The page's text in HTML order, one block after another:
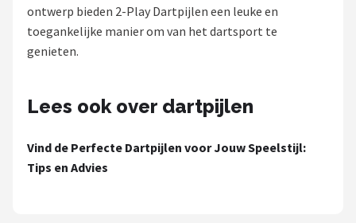
Dartshop
POPULAIRE MERKEN
Winmau
Bull's
ontwerp bieden 2-Play Dartpijlen een leuke en
toegankelijke manier om van het dartsport te
genieten.
Lees ook over dartpijlen
Vind de Perfecte Dartpijlen voor Jouw Speelstijl:
Tips en Advies